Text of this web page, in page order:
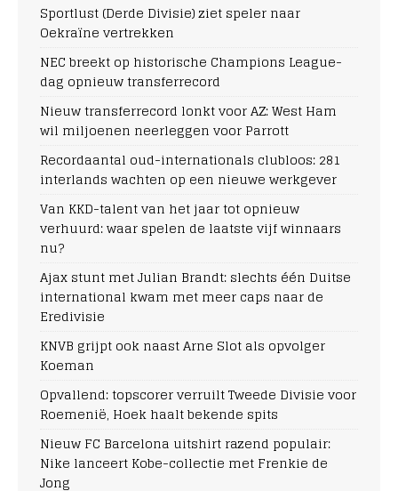
Sportlust (Derde Divisie) ziet speler naar
Oekraïne vertrekken
NEC breekt op historische Champions League-
dag opnieuw transferrecord
Nieuw transferrecord lonkt voor AZ: West Ham
wil miljoenen neerleggen voor Parrott
Recordaantal oud-internationals clubloos: 281
interlands wachten op een nieuwe werkgever
Van KKD-talent van het jaar tot opnieuw
verhuurd: waar spelen de laatste vijf winnaars
nu?
Ajax stunt met Julian Brandt: slechts één Duitse
international kwam met meer caps naar de
Eredivisie
KNVB grijpt ook naast Arne Slot als opvolger
Koeman
Opvallend: topscorer verruilt Tweede Divisie voor
Roemenië, Hoek haalt bekende spits
Nieuw FC Barcelona uitshirt razend populair:
Nike lanceert Kobe-collectie met Frenkie de
Jong